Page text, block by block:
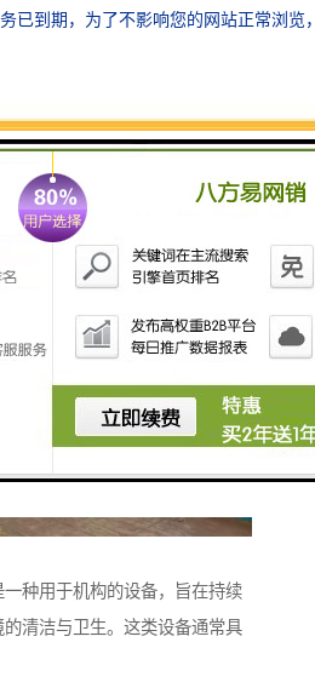
COD等。
灌溉、冲厕等非饮用水用途。
备时，需要根据检验中心的具
理规模进行综合考虑。此外，设
以确保其长期稳定运行。
一种用于机构的设备，旨在持续
清洁与卫生。这类设备通常具